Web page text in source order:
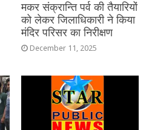
मकर संक्रान्ति पर्व की तैयारियों
को लेकर जिलाधिकारी ने किया
मंदिर परिसर का निरीक्षण
December 11, 2025